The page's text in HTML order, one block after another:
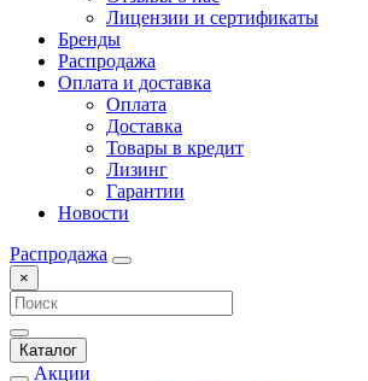
Лицензии и сертификаты
Бренды
Распродажа
Оплата и доставка
Оплата
Доставка
Товары в кредит
Лизинг
Гарантии
Новости
Распродажа
×
Каталог
Акции